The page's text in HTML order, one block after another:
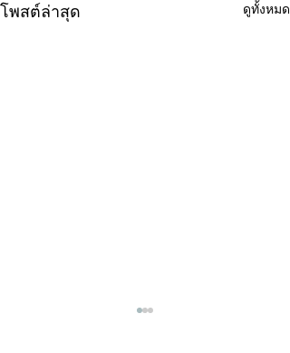
โพสต์ล่าสุด ดูทั้งหมด